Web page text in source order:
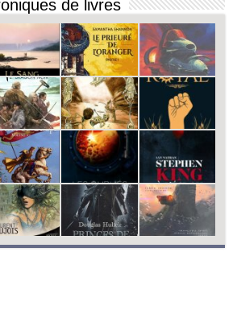
de livres